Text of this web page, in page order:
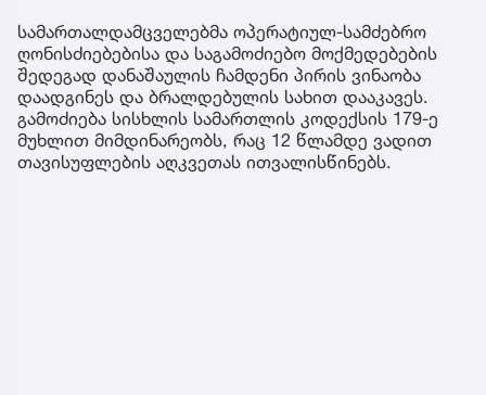
სამართალდამცველებმა ოპერატიულ-სამძებრო
ღონისძიებებისა და საგამოძიებო მოქმედებების
შედეგად დანაშაულის ჩამდენი პირის ვინაობა
დაადგინეს და ბრალდებულის სახით დააკავეს.
გამოძიება სისხლის სამართლის კოდექსის 179-ე
მუხლით მიმდინარეობს, რაც 12 წლამდე ვადით
თავისუფლების აღკვეთას ითვალისწინებს.